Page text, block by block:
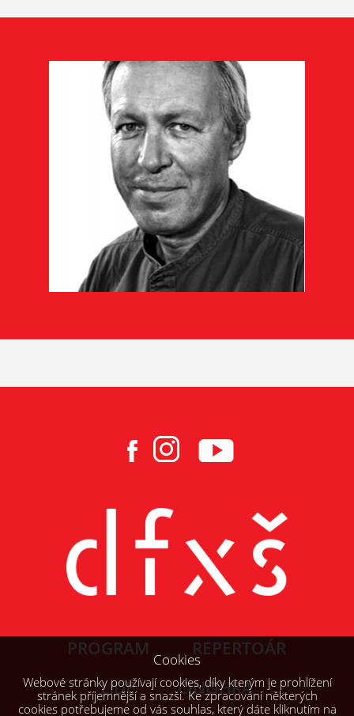
PROGRAM
REPERTOÁR
LIDÉ
ČINOHRA
Cookies
Webové stránky používají cookies, díky kterým je prohlížení
stránek příjemnější a snazší. Ke zpracování některých
cookies potřebujeme od vás souhlas, který dáte kliknutím na